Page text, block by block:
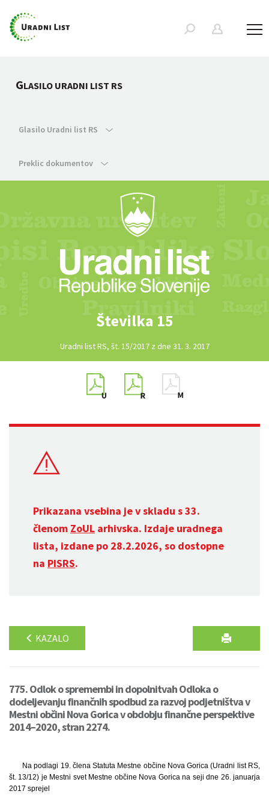
GLASILO URADNI LIST RS
Glasilo Uradni list RS
Preklic dokumentov
Številka 15
Uradni list RS, št. 15/2017 z dne 31. 3. 2017
Prikazana vsebina je v skladu s 33.
členom ZoUL arhivska. Izdaje uradnega
lista, izdane po 28.2.2026, so dostopne
na PISRS.
KAZALO
775. Odlok o spremembi in dopolnitvah Odloka o
dodeljevanju finančnih spodbud za razvoj podjetništva v
Mestni občini Nova Gorica v obdobju finančne perspektive
2014–2020, stran 2274.
Na podlagi 19. člena Statuta Mestne občine Nova Gorica (Uradni list RS,
št. 13/12) je Mestni svet Mestne občine Nova Gorica na seji dne 26. januarja
2017 sprejel